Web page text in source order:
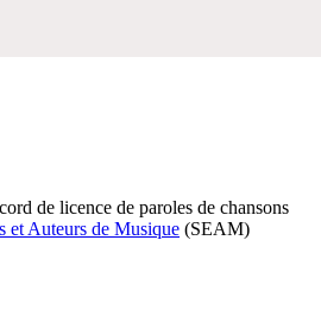
de licence de paroles de chansons
et Auteurs de Musique (SEAM)